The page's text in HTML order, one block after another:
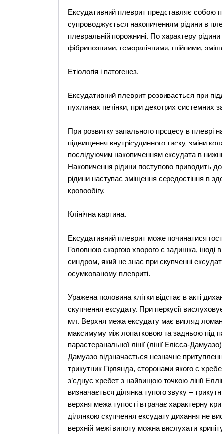
Ексудативний плеврит представляє собою
супроводжується накопиченням рідини в
плевральній порожнині. По характеру
фібринозними, геморагічними, гнійними,
Етіологія і патогенез.
Ексудативний плеврит розвивається при
пухлинах печінки, при декотрих системних
При розвитку запального процесу в плеврі
підвищення внутрісудинного тиску, зміни
послідуючим накопиченням ексудата в
Накопичення рідини поступово приводить
рідини наступає зміщення середостіння в
кровообігу.
Клінічна картина.
Ексудативний плеврит може починатися
Головною скаргою хворого є задишка,
синдром, який не знає при скупченні
осумкованому плевриті.
Уражена половина клітки відстає в акті
скупчення ексудату. При перкусії
мл. Верхня межа ексудату має вигляд
максимуму між лопатковою та задньою під
парастеранальної лінії (лінії Елісса-
Дамуазо відзначається незначне
трикутник Гірлянда, сторонами якого є
з’єднує хребет з найвищою точкою лінії
визначається ділянка тупого звуку –
верхня межа тупості втрачає характерну
ділянкою скупчення ексудату дихання не
верхній межі випоту можна вислухати